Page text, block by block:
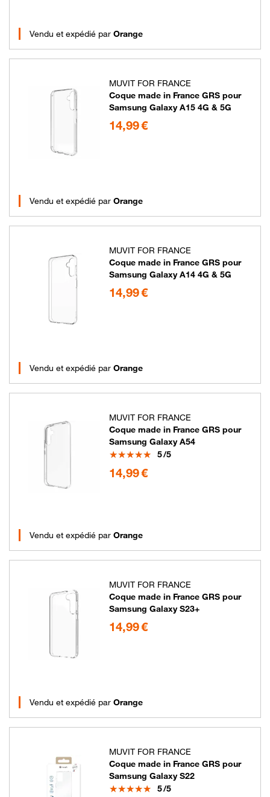
Vendu et expédié par Orange
MUVIT FOR FRANCE
Coque made in France GRS pour
Samsung Galaxy A15 4G & 5G
14,99 €
Vendu et expédié par Orange
MUVIT FOR FRANCE
Coque made in France GRS pour
Samsung Galaxy A14 4G & 5G
14,99 €
Vendu et expédié par Orange
MUVIT FOR FRANCE
Coque made in France GRS pour
Samsung Galaxy A54
Note
5/5
14,99 €
Vendu et expédié par Orange
MUVIT FOR FRANCE
Coque made in France GRS pour
Samsung Galaxy S23+
14,99 €
Vendu et expédié par Orange
MUVIT FOR FRANCE
Coque made in France GRS pour
Samsung Galaxy S22
Note
5/5